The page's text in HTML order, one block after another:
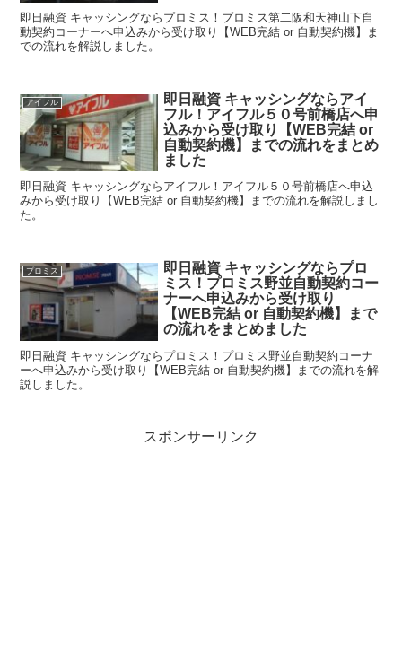
即日融資 キャッシングならプロミス！プロミス第二阪和天神山下自
動契約コーナーへ申込みから受け取り【WEB完結 or 自動契約機】ま
での流れを解説しました。
アイフル
即日融資 キャッシングならアイ
フル！アイフル５０号前橋店へ申
込みから受け取り【WEB完結 or
自動契約機】までの流れをまとめ
ました
即日融資 キャッシングならアイフル！アイフル５０号前橋店へ申込
みから受け取り【WEB完結 or 自動契約機】までの流れを解説しまし
た。
プロミス
即日融資 キャッシングならプロ
ミス！プロミス野並自動契約コー
ナーへ申込みから受け取り
【WEB完結 or 自動契約機】まで
の流れをまとめました
即日融資 キャッシングならプロミス！プロミス野並自動契約コーナ
ーへ申込みから受け取り【WEB完結 or 自動契約機】までの流れを解
説しました。
スポンサーリンク